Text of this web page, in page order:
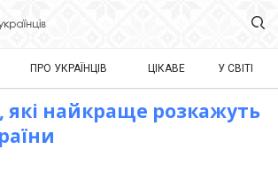
ПРО УКРАЇНЦІВ ЦІКАВЕ У СВІТІ
які найкраще розкажуть